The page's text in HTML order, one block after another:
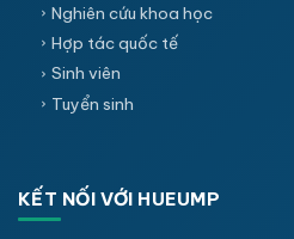
Nghiên cứu khoa học
Hợp tác quốc tế
Sinh viên
Tuyển sinh
KẾT NỐI VỚI HUEUMP